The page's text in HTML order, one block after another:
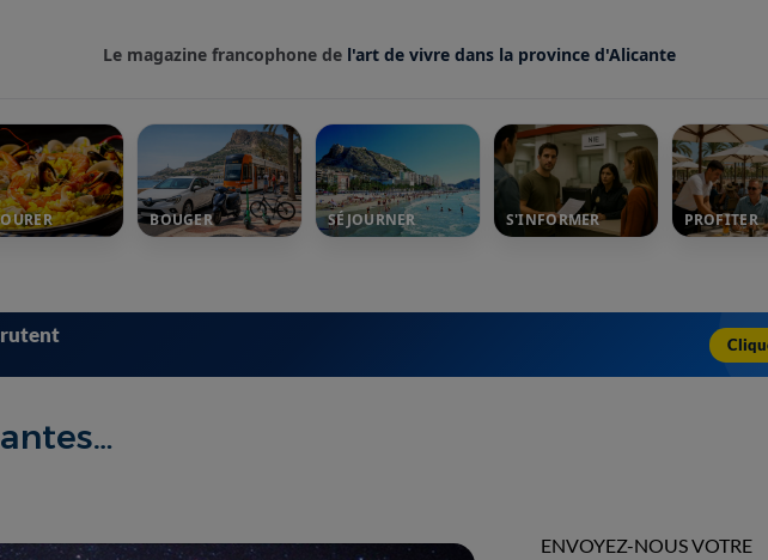
Le magazine francophone de l'art de vivre dans la province d'Alicante
BOUGER SÉJOURNER S'INFORMER PROFITER
ENVOYEZ-NOUS VOTRE